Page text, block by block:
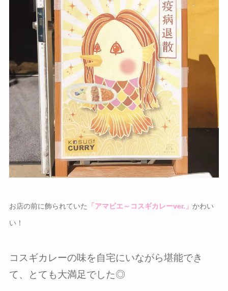
お店の前に飾られていた 「アマビエ～コスギカレーver.」 かわい
い！
コスギカレーの味を自宅にいながら堪能でき
て、とても大満足でした◎